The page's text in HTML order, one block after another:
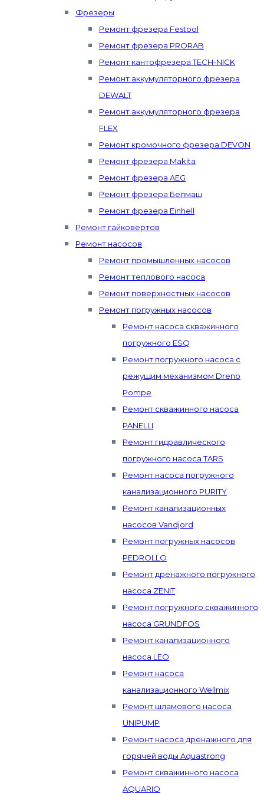
Фрезеры
Ремонт фрезера Festool
Ремонт фрезера PRORAB
Ремонт кантофрезера TECH-NICK
Ремонт аккумуляторного фрезера
DEWALT
Ремонт аккумуляторного фрезера
FLEX
Ремонт кромочного фрезера DEVON
Ремонт фрезера Makita
Ремонт фрезера AEG
Ремонт фрезера Белмаш
Ремонт фрезера Einhell
Ремонт гайковертов
Ремонт насосов
Ремонт промышленных насосов
Ремонт теплового насоса
Ремонт поверхностных насосов
Ремонт погружных насосов
Ремонт насоса скважинного
погружного ESQ
Ремонт погружного насоса с
режущим механизмом Dreno
Pompe
Ремонт скважинного насоса
PANELLI
Ремонт гидравлического
погружного насоса TARS
Ремонт насоса погружного
канализационного PURITY
Ремонт канализационных
насосов Vandjord
Ремонт погружных насосов
PEDROLLO
Ремонт дренажного погружного
насоса ZENIT
Ремонт погружного скважинного
насоса GRUNDFOS
Ремонт канализационного
насоса LEO
Ремонт насоса
канализационного Wellmix
Ремонт шламового насоса
UNIPUMP
Ремонт насоса дренажного для
горячей воды Aquastrong
Ремонт скважинного насоса
AQUARIO